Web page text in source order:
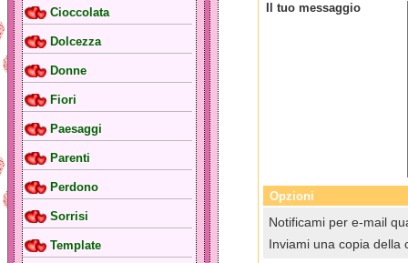
Cioccolata
Dolcezza
Donne
Fiori
Paesaggi
Parenti
Perdono
Sorrisi
Template
Il tuo messaggio
Opzioni
Notificami per e-mail
Inviami una copia della